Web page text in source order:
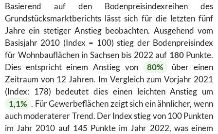
Basierend auf den Bodenpreisindexreihen des
Grundstücksmarktberichts lässt sich für die letzten fünf
Jahre ein stetiger Anstieg beobachten. Ausgehend vom
Basisjahr 2010 (Index = 100) stieg der Bodenpreisindex
für Wohnbauflächen in Sachsen bis 2022 auf 180Punkte.
Dies entspricht einem Anstieg von
80%
über einen
Zeitraum von 12 Jahren. Im Vergleich zum Vorjahr 2021
(Index: 178) bedeutet dies einen leichten Anstieg um
1,1% . Für Gewerbeflächen zeigt sich ein ähnlicher, wenn
auch moderaterer Trend. Der Index stieg von 100 Punkten
im Jahr 2010 auf 145 Punkte im Jahr 2022, was einem